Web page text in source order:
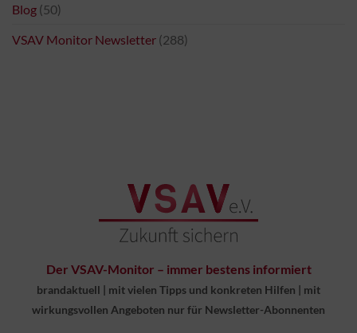
Blog (50)
VSAV Monitor Newsletter (288)
Der VSAV-Monitor – immer bestens informiert
brandaktuell | mit vielen Tipps und konkreten Hilfen | mit
wirkungsvollen Angeboten nur für Newsletter-Abonnenten